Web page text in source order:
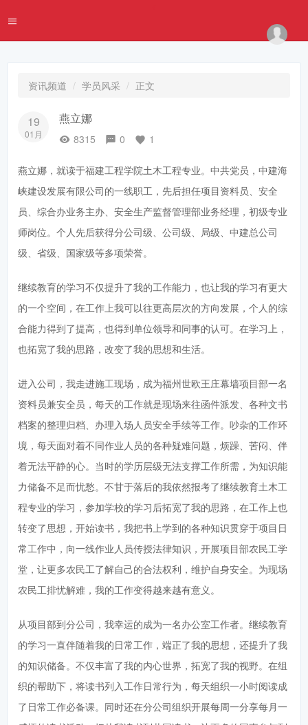
资讯频道 学员风采 正文
19
01月
燕立娜
8315 0 1
燕立娜，就读于福建工程学院土木工程专业。中共党员，中建海
峡建设发展有限公司的一线职工，先后担任项目资料员、安全
员、综合办业务主办、安全生产监督管理部业务经理，初级专业
师岗位。个人先后获得分公司级、公司级、局级、中建总公司
级、省级、国家级等多项荣誉。
继续教育的学习不仅提升了我的工作能力，也让我的学习有更大
的一个空间，在工作上我可以往更高层次的方向发展，个人的综
合能力得到了提高，也得到单位领导和同事的认可。在学习上，
也拓宽了我的思路，改变了我的思想和生活。
进入公司，我走进施工现场，成为福州世欧王庄幕墙项目部一名
资料员兼安全员，每天的工作就是现场来往函件派发、各种文书
档案的整理归档、办理入场人员安全手续等工作。吵杂的工作环
境，每天面对着不同作业人员的各种疑难问题，烦躁、苦闷、伴
着无法平静的心。当时的学历层级无法支撑工作所需，为知识能
力储备不足而忧愁。不甘于落后的我依然报考了继续教育土木工
程专业的学习，参加学校的学习后拓宽了我的思路，在工作上也
转变了思想，开始读书，我把书上学到的各种知识贯穿于项目日
常工作中，向一线作业人员传授法律知识，开展项目部农民工学
堂，让更多农民工了解自己的合法权利，维护自身安全。为现场
农民工排忧解难，我的工作变得越来越有意义。
从项目部到分公司，我幸运的成为一名办公室工作者。继续教育
的学习一直伴随着我的日常工作，端正了我的思想，还提升了我
的知识储备。不仅丰富了我的内心世界，拓宽了我的视野。在组
织的帮助下，将读书列入工作日常行为，每天组织一小时阅读成
了日常工作必备课。同时还在分公司组织开展每周一分享每月一